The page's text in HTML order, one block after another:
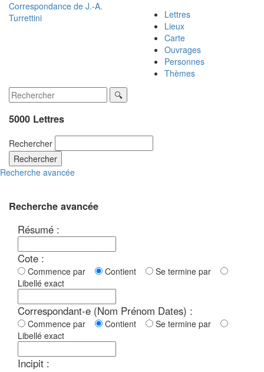
Correspondance de J.-A.
Turrettini
Lettres
Lieux
Carte
Ouvrages
Personnes
Thèmes
5000 Lettres
Rechercher
Rechercher
Recherche avancée
Recherche avancée
Résumé :
Cote :
Commence par Contient
Se termine par
Libellé exact
Correspondant-e (Nom Prénom Dates) :
Commence par Contient
Se termine par
Libellé exact
Incipit :